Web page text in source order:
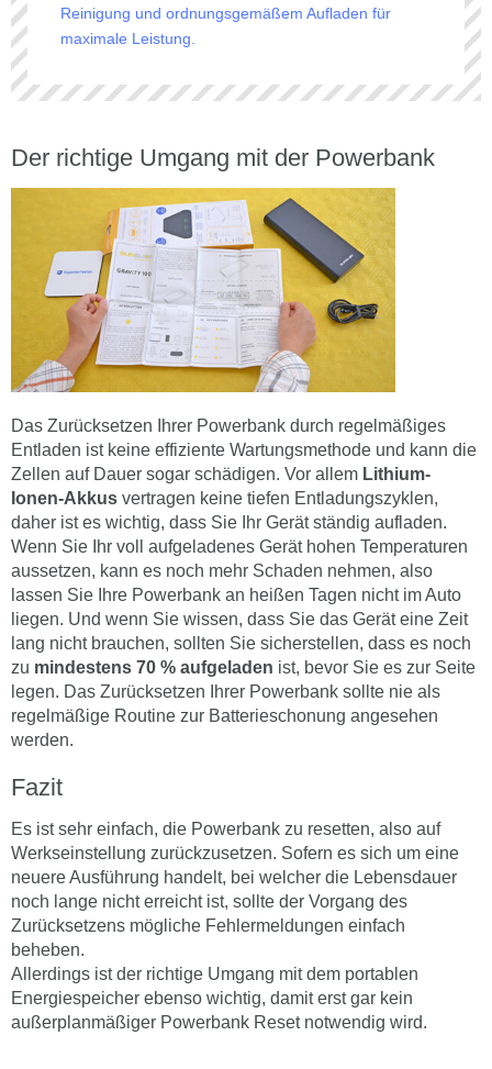
Reinigung und ordnungsgemäßem Aufladen für
maximale Leistung.
Der richtige Umgang mit der Powerbank
Das Zurücksetzen Ihrer Powerbank durch regelmäßiges
Entladen ist keine effiziente Wartungsmethode und kann die
Zellen auf Dauer sogar schädigen. Vor allem Lithium-
Ionen-Akkus vertragen keine tiefen Entladungszyklen,
daher ist es wichtig, dass Sie Ihr Gerät ständig aufladen.
Wenn Sie Ihr voll aufgeladenes Gerät hohen Temperaturen
aussetzen, kann es noch mehr Schaden nehmen, also
lassen Sie Ihre Powerbank an heißen Tagen nicht im Auto
liegen. Und wenn Sie wissen, dass Sie das Gerät eine Zeit
lang nicht brauchen, sollten Sie sicherstellen, dass es noch
zu mindestens 70 % aufgeladen ist, bevor Sie es zur Seite
legen. Das Zurücksetzen Ihrer Powerbank sollte nie als
regelmäßige Routine zur Batterieschonung angesehen
werden.
Fazit
Es ist sehr einfach, die Powerbank zu resetten, also auf
Werkseinstellung zurückzusetzen. Sofern es sich um eine
neuere Ausführung handelt, bei welcher die Lebensdauer
noch lange nicht erreicht ist, sollte der Vorgang des
Zurücksetzens mögliche Fehlermeldungen einfach
beheben.
Allerdings ist der richtige Umgang mit dem portablen
Energiespeicher ebenso wichtig, damit erst gar kein
außerplanmäßiger Powerbank Reset notwendig wird.